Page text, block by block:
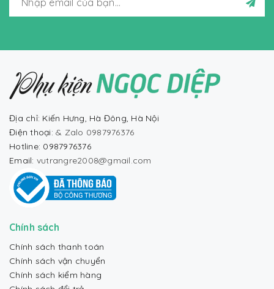
Địa chỉ: Kiến Hưng, Hà Đông, Hà Nội
Điện thoại: & Zalo 0987976376
Hotline: 0987976376
Email: vutrangre2008@gmail.com
Chính sách
Chính sách thanh toán
Chính sách vận chuyển
Chính sách kiểm hàng